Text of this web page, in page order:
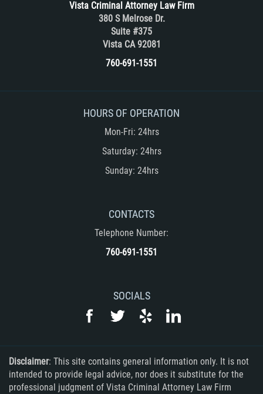
Vista Criminal Attorney Law Firm
380 S Melrose Dr.
Suite #375
Vista CA 92081
760-691-1551
HOURS OF OPERATION
Mon-Fri: 24hrs
Saturday: 24hrs
Sunday: 24hrs
CONTACTS
Telephone Number:
760-691-1551
SOCIALS
Disclaimer: This site contains general information only. It is not
intended to provide legal advice, nor does it substitute for the
professional judgment of Vista Criminal Attorney Law Firm